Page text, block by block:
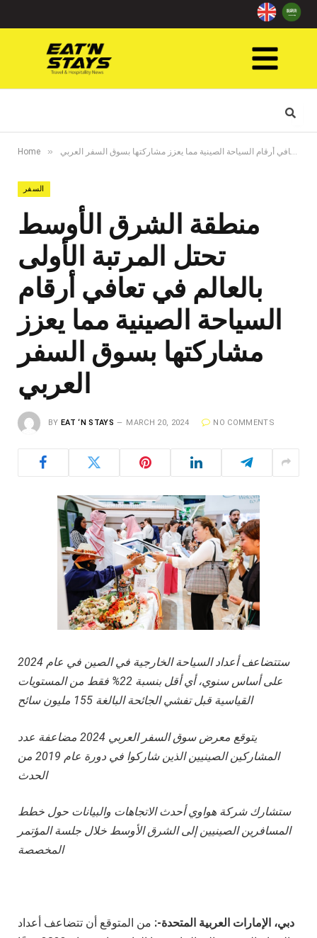
Home » منطقة الشرق الأوسط تحتل المرتبة الأولى بالعالم في تعافي أرقام السياحة الصينية مما يعزز مشاركتها بسوق السفر العربي
السفر
منطقة الشرق الأوسط
تحتل المرتبة الأولى
بالعالم في تعافي أرقام
السياحة الصينية مما يعزز
مشاركتها بسوق السفر
العربي
BY EAT ‘N STAYS MARCH 20, 2024 NO COMMENTS
ستتضاعف أعداد السياحة الخارجية في الصين في عام 2024
على أساس سنوي، أي أقل بنسبة 22% فقط من المستويات
القياسية قبل تفشي الجائحة البالغة 155 مليون سائح
يتوقع معرض سوق السفر العربي 2024 مضاعفة عدد
المشاركين الصينيين الذين شاركوا في دورة عام 2019 من
الحدث
ستشارك شركة هواوي أحدث الاتجاهات والبيانات حول خطط
المسافرين الصينيين إلى الشرق الأوسط خلال جلسة المؤتمر
المخصصة
دبي، الإمارات العربية المتحدة-: من المتوقع أن تتضاعف أعداد